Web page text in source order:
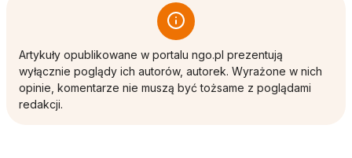
Artykuły opublikowane w portalu ngo.pl prezentują
wyłącznie poglądy ich autorów, autorek. Wyrażone w nich
opinie, komentarze nie muszą być tożsame z poglądami
redakcji.